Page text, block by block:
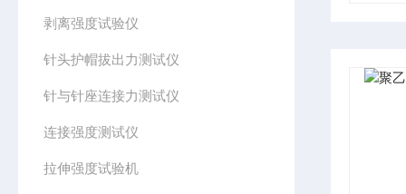
剥离强度试验仪
针头护帽拔出力测试仪
针与针座连接力测试仪
连接强度测试仪
拉伸强度试验机